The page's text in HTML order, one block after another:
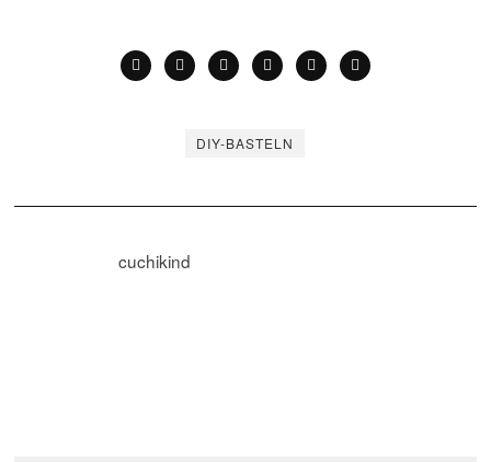
DIY-BASTELN
cuchikind